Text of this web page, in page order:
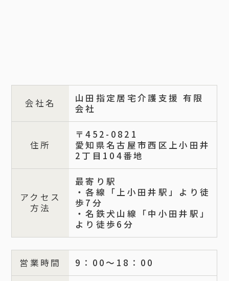
会社名
山田指定居宅介護支援 有限
会社
住所
〒452-0821
愛知県名古屋市西区上小田井
2丁目104番地
アクセス
方法
最寄り駅
・各線「上小田井駅」より徒
歩7分
・名鉄犬山線「中小田井駅」
より徒歩6分
営業時間 9：00～18：00